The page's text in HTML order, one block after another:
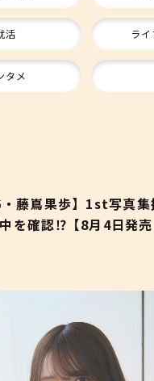
活 ラ
タメ
・藤嶌果歩】1st写真
を確認⁉【8月4日発